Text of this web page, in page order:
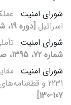
شورای امنیت
اسرائیل [دوره 19، شماره 71، 1395، صفحه 143-170]
شورای امنیت
شماره 72، 1395، صفحه 83-106]
شورای امنیت
2231 و قطعنامه‌های پیش از آن
107-130]